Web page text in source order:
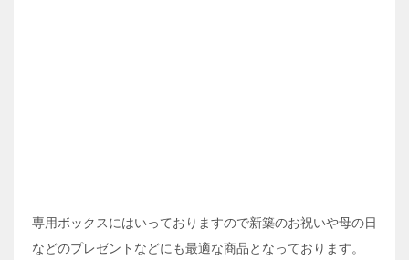
専用ボックスにはいっておりますので新築のお祝いや母の日
などのプレゼントなどにも最適な商品となっております。